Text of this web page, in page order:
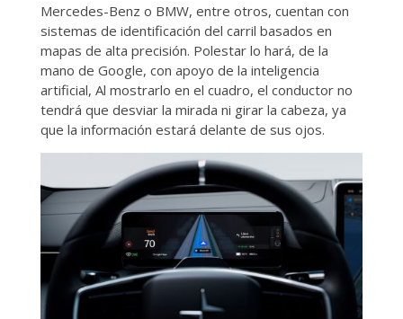
Mercedes-Benz o BMW, entre otros, cuentan con
sistemas de identificación del carril basados en
mapas de alta precisión. Polestar lo hará, de la
mano de Google, con apoyo de la inteligencia
artificial, Al mostrarlo en el cuadro, el conductor no
tendrá que desviar la mirada ni girar la cabeza, ya
que la información estará delante de sus ojos.